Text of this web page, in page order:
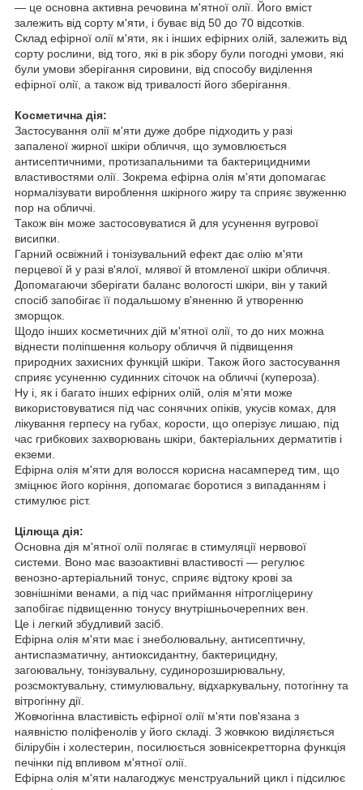
— це основна активна речовина м'ятної олії. Його вміст
залежить від сорту м'яти, і буває від 50 до 70 відсотків.
Склад ефірної олії м'яти, як і інших ефірних олій, залежить від
сорту рослини, від того, які в рік збору були погодні умови, які
були умови зберігання сировини, від способу виділення
ефірної олії, а також від тривалості його зберігання.
Косметична дія:
Застосування олії м'яти дуже добре підходить у разі
запаленої жирної шкіри обличчя, що зумовлюється
антисептичними, протизапальними та бактерицидними
властивостями олії. Зокрема ефірна олія м'яти допомагає
нормалізувати вироблення шкірного жиру та сприяє звуженню
пор на обличчі.
Також він може застосовуватися й для усунення вугрової
висипки.
Гарний освіжний і тонізувальний ефект дає олію м'яти
перцевої й у разі в'ялої, млявої й втомленої шкіри обличчя.
Допомагаючи зберігати баланс вологості шкіри, він у такий
спосіб запобігає її подальшому в'яненню й утворенню
зморщок.
Щодо інших косметичних дій м'ятної олії, то до них можна
віднести поліпшення кольору обличчя й підвищення
природних захисних функцій шкіри. Також його застосування
сприяє усуненню судинних сіточок на обличчі (купероза).
Ну і, як і багато інших ефірних олій, олія м'яти може
використовуватися під час сонячних опіків, укусів комах, для
лікування герпесу на губах, корости, що оперізує лишаю, під
час грибкових захворювань шкіри, бактеріальних дерматитів і
екземи.
Ефірна олія м'яти для волосся корисна насамперед тим, що
зміцнює його коріння, допомагає боротися з випаданням і
стимулює ріст.
Цілюща дія:
Основна дія м'ятної олії полягає в стимуляції нервової
системи. Воно має вазоактивні властивості — регулює
венозно-артеріальний тонус, сприяє відтоку крові за
зовнішніми венами, а під час приймання нітрогліцерину
запобігає підвищенню тонусу внутрішньочерепних вен.
Це і легкий збудливий засіб.
Ефірна олія м'яти має і знеболювальну, антисептичну,
антиспазматичну, антиоксидантну, бактерицидну,
загоювальну, тонізувальну, судинорозширювальну,
розсмоктувальну, стимулювальну, відхаркувальну, потогінну та
вітрогінну дії.
Жовчогінна властивість ефірної олії м'яти пов'язана з
наявністю поліфенолів у його складі. З жовчкою виділяється
білірубін і холестерин, посилюється зовнісекретторна функція
печінки під впливом м'ятної олії.
Ефірна олія м'яти налагоджує менструальний цикл і підсилює